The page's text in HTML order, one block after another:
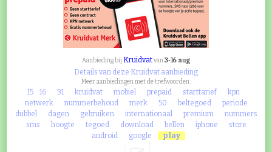
Aanbieding bij Kruidvatvan3-16 aug
Details van deze Kruidvat aanbieding
Meer aanbiedingen met de trefwoorden:
15 16 31 kruidvat mobiel prepaid starttarief
kpn
netwerk
nummerbehoud merk 50 beltegoed
periode
dubbel
dagen gebruiken internationaal premium
nummers
sms
hoogte tegoed download bellen iphone
store
android
google play